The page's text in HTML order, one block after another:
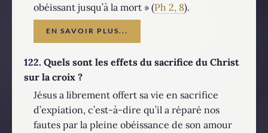
obéissant jusqu’à la mort » (Ph 2, 8).
EN SAVOIR PLUS...
122. Quels sont les effets du sacrifice du Christ
sur la croix ?
Jésus a librement offert sa vie en sacrifice
d’expiation, c’est-à-dire qu’il a réparé nos
fautes par la pleine obéissance de son amour